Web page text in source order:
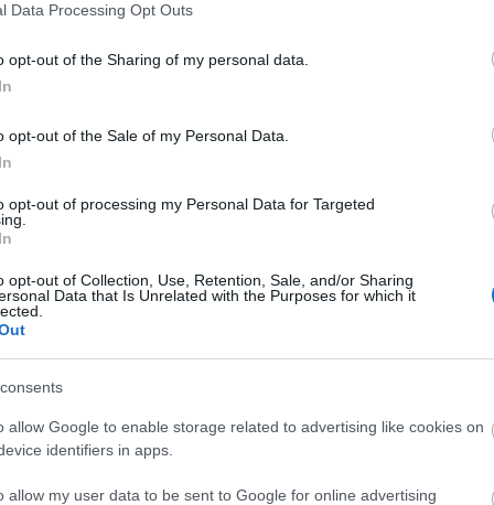
Data Processing Opt Outs
opt-out of the Sharing of my personal data.
opt-out of the Sale of my Personal Data.
opt-out of processing my Personal Data for Targeted
opt-out of Collection, Use, Retention, Sale, and/or Sharing
Data that Is Unrelated with the Purposes for which it
allow Google to enable storage related to advertising like cookies on
identifiers in apps.
allow my user data to be sent to Google for online advertising
fel, a harmadik felvonás elején rögtön brékelt,
a másodikhoz hasonlóan ismét simábban alakult,
óra elteltével kiegyenlített.
riválisa adogatását, de nem tudta kiszerválni
mentette a szettet, amely ötödik játszmáról
tie-breakben az ellenfél a védjegyének számító
három meccslabdát nem tudott kihasználni. A
az állást, és 3 óra 59 perc elteltével boldogan
kilencvennek érzem magam, nagyon
"Hihetetlen buzdítást kaptam az itteni
és fizikálisan is. Sokat vagyok a
edzőm van, rengeteget tréningezünk,
tudtam, hogy visszajön a harmadik
Grand Slam-bajnok is."